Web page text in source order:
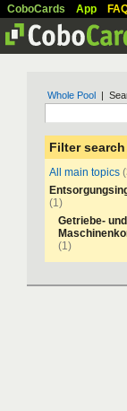
CoboCards App
Whole Pool |
Filter search
All main topics
(1)
Getriebe- und
(1)